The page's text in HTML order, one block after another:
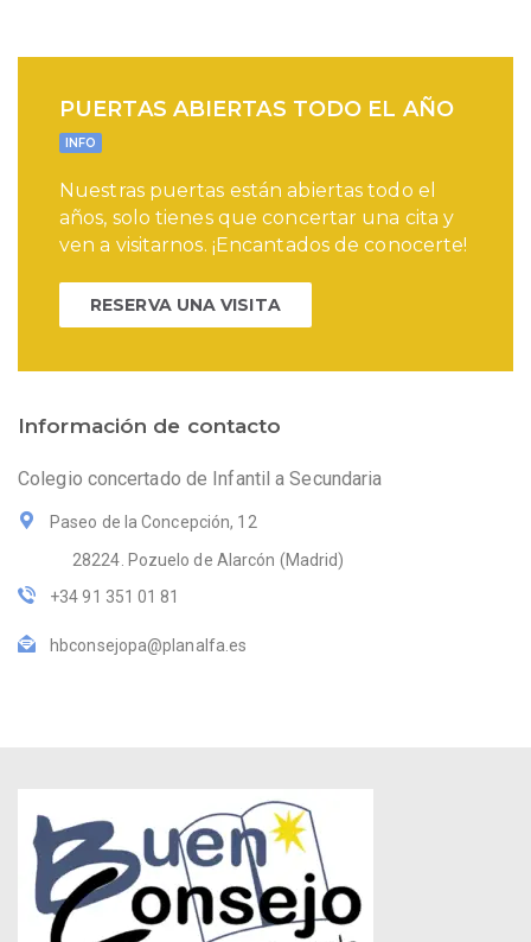
PUERTAS ABIERTAS TODO EL AÑO
INFO
Nuestras puertas están abiertas todo el
años, solo tienes que concertar una cita y
ven a visitarnos. ¡Encantados de conocerte!
RESERVA UNA VISITA
Información de contacto
Colegio concertado de Infantil a Secundaria
Paseo de la Concepción, 12
28224. Pozuelo de Alarcón (Madrid)
+34 91 351 01 81
hbconsejopa@planalfa.es